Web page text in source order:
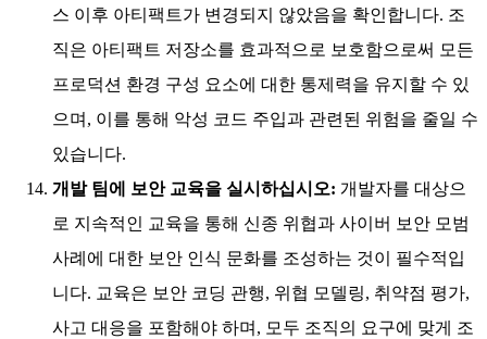
스 이후 아티팩트가 변경되지 않았음을 확인합니다. 조
직은 아티팩트 저장소를 효과적으로 보호함으로써 모든
프로덕션 환경 구성 요소에 대한 통제력을 유지할 수 있
으며, 이를 통해 악성 코드 주입과 관련된 위험을 줄일 수
있습니다.
개발 팀에 보안 교육을 실시하십시오: 개발자를 대상으
로 지속적인 교육을 통해 신종 위협과 사이버 보안 모범
사례에 대한 보안 인식 문화를 조성하는 것이 필수적입
니다. 교육은 보안 코딩 관행, 위협 모델링, 취약점 평가,
사고 대응을 포함해야 하며, 모두 조직의 요구에 맞게 조